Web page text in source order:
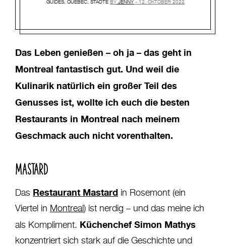
GUIDES QUEBEC STÄDTE BY JENNY 12. OKTOBER 2022
Das Leben genießen – oh ja – das geht in
Montreal fantastisch gut. Und weil die
Kulinarik natürlich ein großer Teil des
Genusses ist, wollte ich euch die besten
Restaurants in Montreal nach meinem
Geschmack auch nicht vorenthalten.
MASTARD
Das Restaurant Mastard in Rosemont (ein
Viertel in Montreal) ist nerdig – und das meine ich
als Kompliment. Küchenchef Simon Mathys
konzentriert sich stark auf die Geschichte und